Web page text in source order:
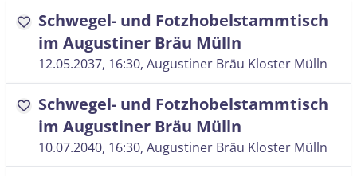
favorite Schwegel- und Fotzhobelstammtisch
im Augustiner Bräu Mülln
12.05.2037, 16:30, Augustiner Bräu Kloster Mülln
favorite Schwegel- und Fotzhobelstammtisch
im Augustiner Bräu Mülln
10.07.2040, 16:30, Augustiner Bräu Kloster Mülln